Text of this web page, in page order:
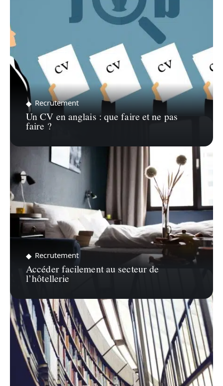
Recrutement
Un CV en anglais : que faire et ne pas
faire ?
Recrutement
Accéder facilement au secteur de
l’hôtellerie